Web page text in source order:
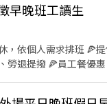
早晚班工讀生
，依個人需求排班 🍕
場》： ✅餐點備製 ✅食材備料 ✅進貨盤點 ✅環境清潔